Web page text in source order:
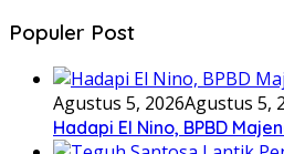
Populer Post
Agustus 5, 2026Agustus 5,
Hadapi El Nino, BPBD